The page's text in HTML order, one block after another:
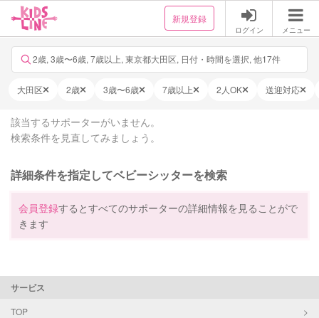
新規登録
ログイン メニュー
2歳, 3歳〜6歳, 7歳以上, 東京都大田区, 日付・時間を選択, 他17件
大田区 2歳 3歳〜6歳 7歳以上 2人OK 送迎対応
該当するサポーターがいません。
検索条件を見直してみましょう。
詳細条件を指定してベビーシッターを検索
会員登録するとすべてのサポーターの詳細情報を見ることがで
きます
サービス
TOP